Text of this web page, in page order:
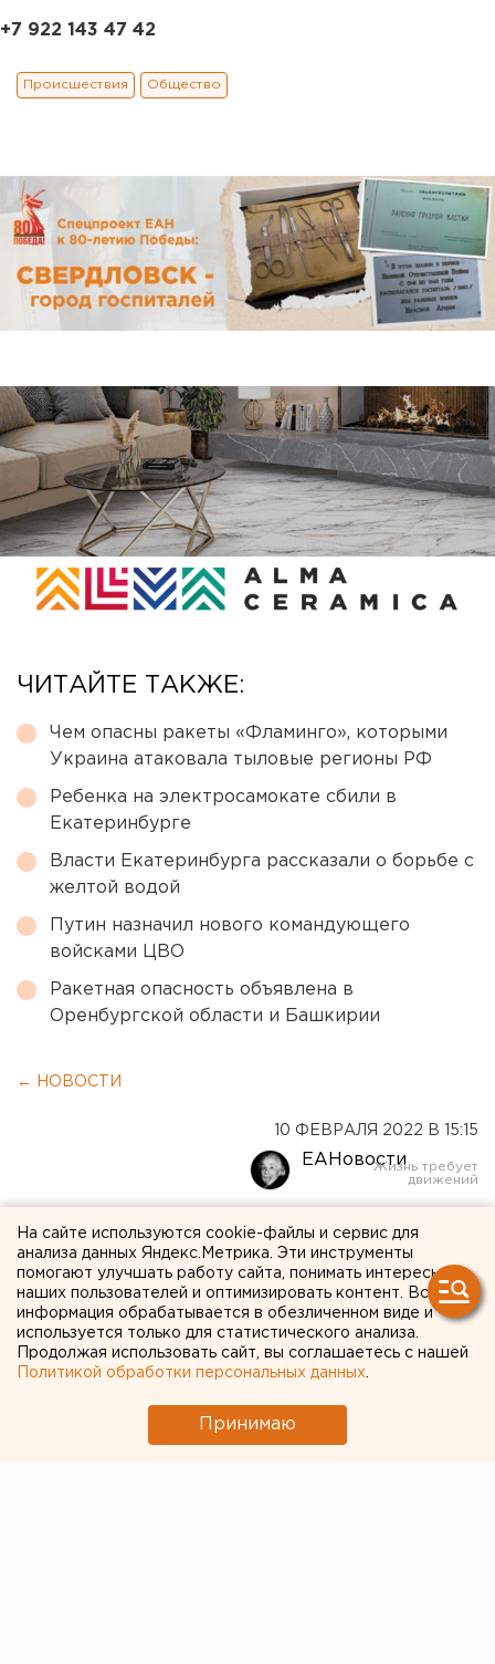
+7 922 143 47 42
Происшествия Общество
ЧИТАЙТЕ ТАКЖЕ:
Чем опасны ракеты «Фламинго», которыми
Украина атаковала тыловые регионы РФ
Ребенка на электросамокате сбили в
Екатеринбурге
Власти Екатеринбурга рассказали о борьбе с
желтой водой
Путин назначил нового командующего
войсками ЦВО
Ракетная опасность объявлена в
Оренбургской области и Башкирии
← НОВОСТИ
10 ФЕВРАЛЯ 2022 В 15:15
ЕАНовости
"С такими детьми так и
нужно": дефектолог
челябинского медцентра
кусает и бьет маленьких
пациентов
На сайте используются cookie-файлы и сервис для
анализа данных Яндекс.Метрика. Эти инструменты
помогают улучшать работу сайта, понимать интересы
наших пользователей и оптимизировать контент. Вся
информация обрабатывается в обезличенном виде и
используется только для статистического анализа.
Продолжая использовать сайт, вы соглашаетесь с нашей
Политикой обработки персональных данных
Принимаю